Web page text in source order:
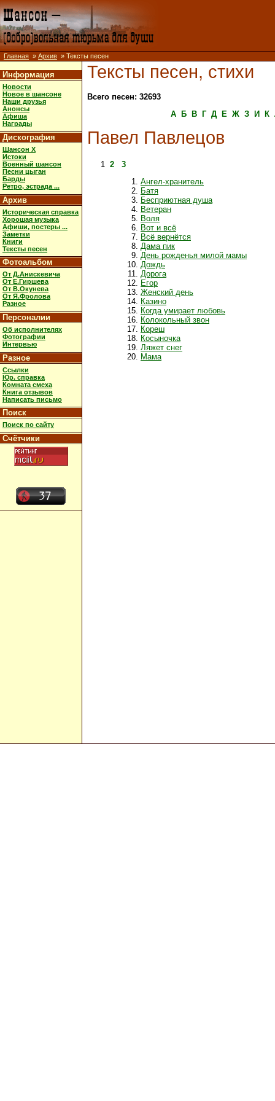
Главная » Архив » Тексты песен
Информация
Новости
Новое в шансоне
Наши друзья
Анонсы
Афиша
Награды
Дискография
Шансон X
Истоки
Военный шансон
Песни цыган
Барды
Ретро, эстрада ...
Архив
Историческая справка
Хорошая музыка
Афиши, постеры ...
Заметки
Книги
Тексты песен
Фотоальбом
От Д.Анискевича
От Е.Гиршева
От В.Окунева
От Я.Фролова
Разное
Персоналии
Об исполнителях
Фотографии
Интервью
Разное
Ссылки
Юр. справка
Комната смеха
Книга отзывов
Написать письмо
Поиск
Поиск по сайту
Счётчики
Тексты песен, стихи
Всего песен: 32693
А
Б В Г Д Е Ж З И К
Павел Павлецов
1 2
3
Ангел-хранитель
Батя
Бесприютная душа
Ветеран
Воля
Вот и всё
Всё вернётся
Дама пик
День рожденья милой мамы
Дождь
Дорога
Егор
Женский день
Казино
Когда умирает любовь
Колокольный звон
Кореш
Косыночка
Ляжет снег
Мама